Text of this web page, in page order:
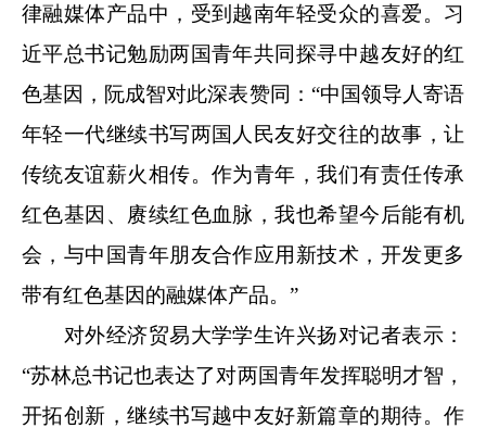
律融媒体产品中，受到越南年轻受众的喜爱。习
近平总书记勉励两国青年共同探寻中越友好的红
色基因，阮成智对此深表赞同：“中国领导人寄语
年轻一代继续书写两国人民友好交往的故事，让
传统友谊薪火相传。作为青年，我们有责任传承
红色基因、赓续红色血脉，我也希望今后能有机
会，与中国青年朋友合作应用新技术，开发更多
带有红色基因的融媒体产品。”
对外经济贸易大学学生许兴扬对记者表示：
“苏林总书记也表达了对两国青年发挥聪明才智，
开拓创新，继续书写越中友好新篇章的期待。作